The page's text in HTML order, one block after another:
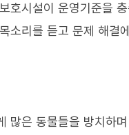
호시설이 운영기준을
소리를 듣고 문제 해결
많은 동물들을 방치하